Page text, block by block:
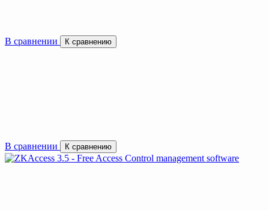
В сравнении К сравнению
В сравнении К сравнению